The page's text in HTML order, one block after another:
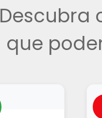
Descubra
que